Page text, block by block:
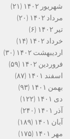
شهریور ۱۴۰۲
(۲۱)
مرداد ۱۴۰۲
(۲۰)
تیر ۱۴۰۲
(۶)
خرداد ۱۴۰۲
(۱۴)
اردیبهشت ۱۴۰۲
(۳۰)
فروردین ۱۴۰۲
(۵۹)
اسفند ۱۴۰۱
(۸۷)
بهمن ۱۴۰۱
(۹۳)
دی ۱۴۰۱
(۱۲۲)
آذر ۱۴۰۱
(۲۴۰)
آبان ۱۴۰۱
(۱۸۹)
مهر ۱۴۰۱
(۱۷۵)